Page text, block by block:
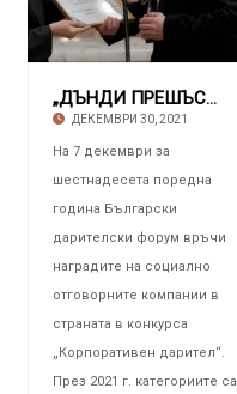
„ДЪНДИ ПРЕШЪС МЕТАЛС ЧЕЛОПЕЧ“ С поредната пр
ДЕКЕМВРИ 30, 2021
На 7 декември за
шестнадесета поредна
година Български
дарителски форум връчи
наградите на социално
отговорните компании в
страната в конкурса
„Корпоративен дарител“.
През 2021 г. категориите са